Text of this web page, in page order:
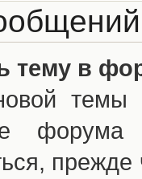
тему в
темы